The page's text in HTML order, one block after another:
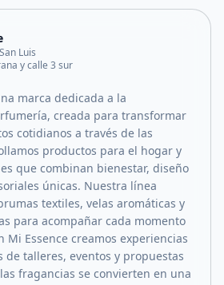
Luis
y calle 3 sur
marca dedicada a la
creada para transformar
cotidianos a través de las
productos para el hogar y
que combinan bienestar, diseño
únicas. Nuestra línea
textiles, velas aromáticas y
para acompañar cada momento
Mi Essence creamos experiencias
de talleres, eventos y propuestas
fragancias se convierten en una